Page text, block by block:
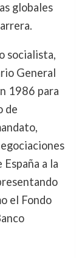
globales
socialista,
General
1986 para
de
a la
el Fondo